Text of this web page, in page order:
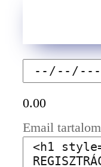
0.00
Email tartalom